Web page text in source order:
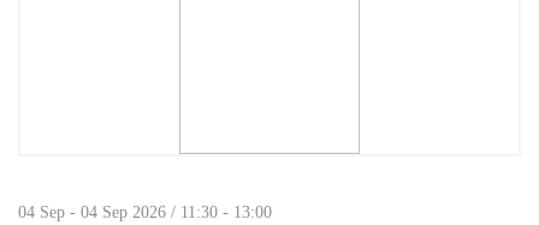
04 Sep - 04 Sep 2026 / 11:30 - 13:00